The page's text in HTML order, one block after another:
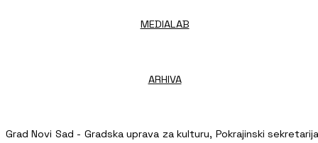
MEDIALAB
ARHIVA
Grad Novi Sad - Gradska uprava za kulturu, Pokrajinski